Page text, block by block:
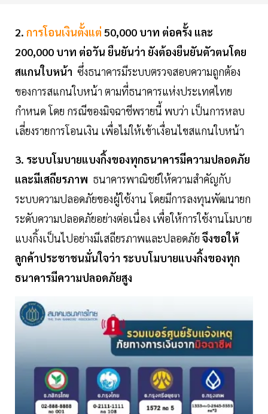
2. การโอนเงินตั้งแต่ 50,000 บาท ต่อครั้ง และ
200,000 บาท ต่อวัน ยืนยันว่า ยังต้องยืนยันตัวตนโดย
สแกนใบหน้า ซึ่งธนาคารมีระบบตรวจสอบความถูกต้อง
ของการสแกนใบหน้า ตามที่ธนาคารแห่งประเทศไทย
กำหนด โดย กรณีของมิจฉาชีพรายนี้ พบว่า เป็นการหลบ
เลี่ยงรายการโอนเงิน เพื่อไม่ให้เข้าเงื่อนไขสแกนใบหน้า
3. ระบบโมบายแบงกิ้งของทุกธนาคารมีความปลอดภัย
และมีเสถียรภาพ ธนาคารพาณิชย์ให้ความสำคัญกับ
ระบบความปลอดภัยของผู้ใช้งาน โดยมีการลงทุนพัฒนายก
ระดับความปลอดภัยอย่างต่อเนื่อง เพื่อให้การใช้งานโมบาย
แบงกิ้งเป็นไปอย่างมีเสถียรภาพและปลอดภัย จึงขอให้
ลูกค้าประชาชนมั่นใจว่า ระบบโมบายแบงกิ้งของทุก
ธนาคารมีความปลอดภัยสูง